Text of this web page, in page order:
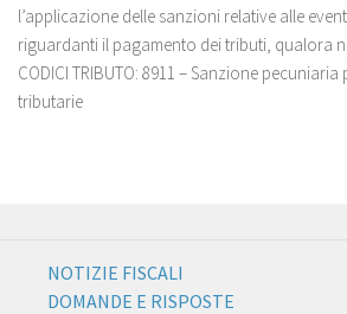
l’applicazione delle sanzioni relative alle
riguardanti il pagamento dei tributi, qualora
CODICI TRIBUTO: 8911 – Sanzione
tributarie
NOTIZIE FISCALI
DOMANDE E RISPOSTE